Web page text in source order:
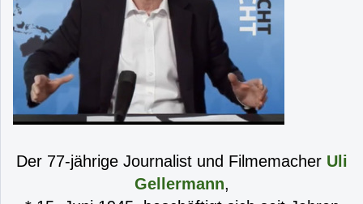
Der 77-jährige Journalist und Filmemacher Uli
Gellermann,